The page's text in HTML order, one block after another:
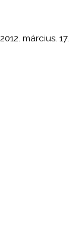
2012. március. 17.